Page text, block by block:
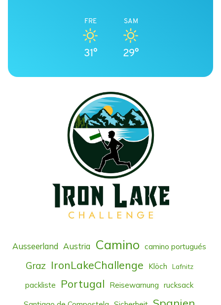
FRE
31°
SAM
29°
Ausseerland Austria Camino camino portugués
Graz IronLakeChallenge Klöch Lafnitz
packliste Portugal Reisewarnung rucksack